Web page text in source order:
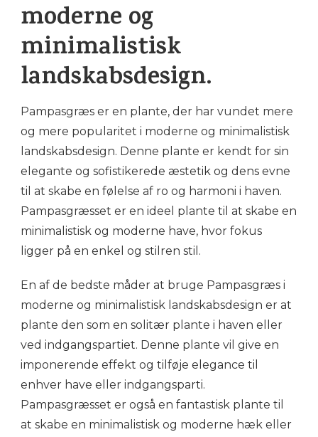
moderne og
minimalistisk
landskabsdesign.
Pampasgræs er en plante, der har vundet mere
og mere popularitet i moderne og minimalistisk
landskabsdesign. Denne plante er kendt for sin
elegante og sofistikerede æstetik og dens evne
til at skabe en følelse af ro og harmoni i haven.
Pampasgræsset er en ideel plante til at skabe en
minimalistisk og moderne have, hvor fokus
ligger på en enkel og stilren stil.
En af de bedste måder at bruge Pampasgræs i
moderne og minimalistisk landskabsdesign er at
plante den som en solitær plante i haven eller
ved indgangspartiet. Denne plante vil give en
imponerende effekt og tilføje elegance til
enhver have eller indgangsparti.
Pampasgræsset er også en fantastisk plante til
at skabe en minimalistisk og moderne hæk eller